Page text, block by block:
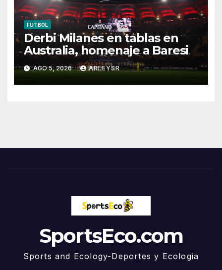
FUTBOL
Derbi Milanes en tablas en
Australia, homenaje a Baresi
AGO 5, 2026 ARLEYSR
SportsEco.com
Sports and Ecology-Deportes y Ecologia